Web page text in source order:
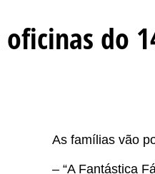
do
As famílias vão
– “A Fantástica